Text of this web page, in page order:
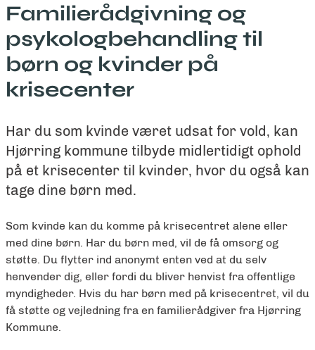
Familierådgivning og
psykologbehandling til
børn og kvinder på
krisecenter
Har du som kvinde været udsat for vold, kan
Hjørring kommune tilbyde midlertidigt ophold
på et krisecenter til kvinder, hvor du også kan
tage dine børn med.
Som kvinde kan du komme på krisecentret alene eller
med dine børn. Har du børn med, vil de få omsorg og
støtte. Du flytter ind anonymt enten ved at du selv
henvender dig, eller fordi du bliver henvist fra offentlige
myndigheder. Hvis du har børn med på krisecentret, vil du
få støtte og vejledning fra en familierådgiver fra Hjørring
Kommune.